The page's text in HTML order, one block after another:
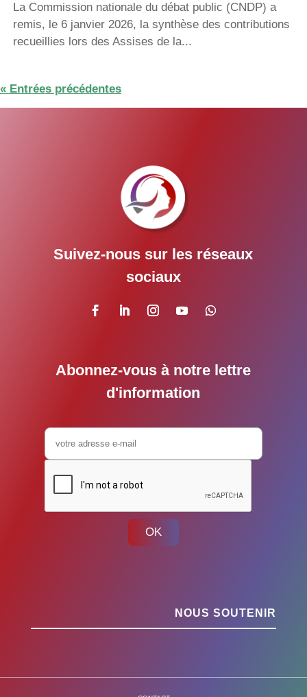
La Commission nationale du débat public (CNDP) a
remis, le 6 janvier 2026, la synthèse des contributions
recueillies lors des Assises de la...
« Entrées précédentes
Suivez-nous sur les réseaux
sociaux
Abonnez-vous à notre lettre
d'information
OK
NOUS SOUTENIR